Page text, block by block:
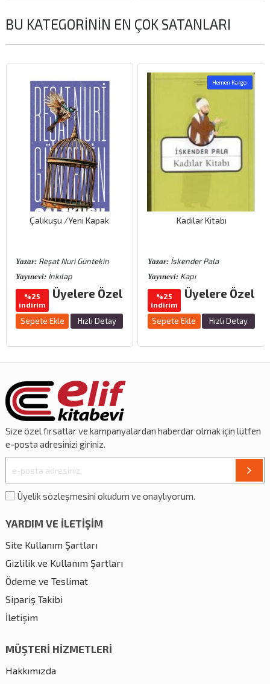
BU KATEGORININ EN ÇOK SATANLARI
Çalıkuşu /Yeni Kapak
Yazar: Reşat Nuri Güntekin
Yayınevi: İnkılap
%25
indirim
Üyelere Özel
Sepete Ekle Hızlı Detay
Hemen Kargo
Kadılar Kitabı
Yazar:İskender Pala
Yayınevi:Kapı
%25
indirim
Üyelere Özel
Sepete Ekle Hızlı Detay
Size özelfırsatlarve kampanyalardan haberdar olmak için lütfen
e-posta adresinizi giriniz.
Üyelik sözleşmesini okudum ve onaylıyorum.
YARDIM VE İLETİŞİM
Site Kullanım Şartları
Gizlilik ve Kullanım Şartları
Ödeme ve Teslimat
Sipariş Takibi
İletişim
MÜŞTERİ HİZMETLERİ
Hakkımızda